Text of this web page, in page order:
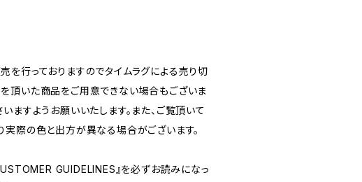
を行っておりますのでタイムラグによる売り切
頂いた商品をご用意できない場合もございま
ますようお願いいたします。また、ご覧頂いて
実際の色と出方が異なる場合がございます。
GUIDELINES』を必ずお読みになっ